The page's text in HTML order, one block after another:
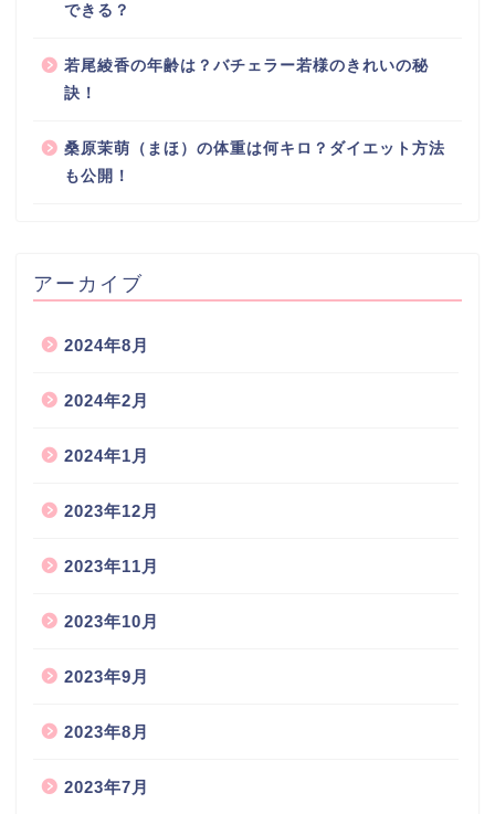
できる？
若尾綾香の年齢は？バチェラー若様のきれいの秘
訣！
桑原茉萌（まほ）の体重は何キロ？ダイエット方法
も公開！
アーカイブ
2024年8月
2024年2月
2024年1月
2023年12月
2023年11月
2023年10月
2023年9月
2023年8月
2023年7月